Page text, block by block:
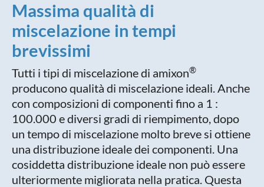
Massima qualità di
miscelazione in tempi
brevissimi
Tutti i tipi di miscelazione di amixon®
producono qualità di miscelazione ideali. Anche
con composizioni di componenti fino a 1 :
100.000 e diversi gradi di riempimento, dopo
un tempo di miscelazione molto breve si ottiene
una distribuzione ideale dei componenti. Una
cosiddetta distribuzione ideale non può essere
ulteriormente migliorata nella pratica. Questa